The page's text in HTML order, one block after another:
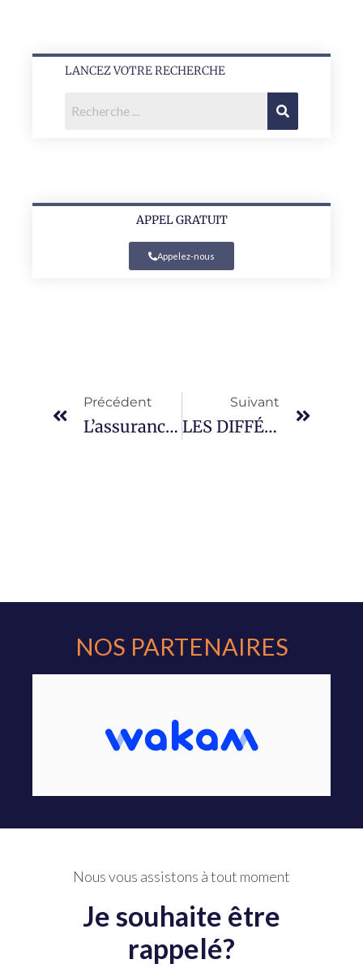
LANCEZ VOTRE RECHERCHE
APPEL GRATUIT
Appelez-nous
Précédent
L’assurance D’un Scooter : Comment Faire Son Choix ?
Suivant
LES DIFFÉRENTES FORMULES DE BASE EN ASSURANCE MOTO
NOS PARTENAIRES
Nous vous assistons à tout moment
Je souhaite être
rappelé?